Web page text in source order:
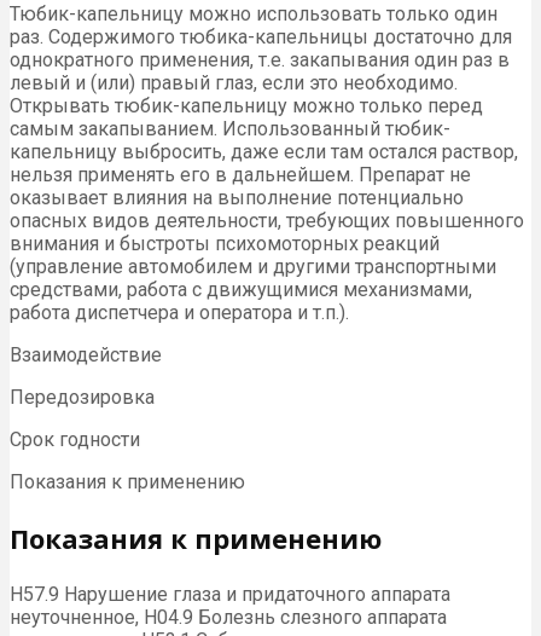
Тюбик-капельницу можно использовать только один
раз. Содержимого тюбика-капельницы достаточно для
однократного применения, т.е. закапывания один раз в
левый и (или) правый глаз, если это необходимо.
Открывать тюбик-капельницу можно только перед
самым закапыванием. Использованный тюбик-
капельницу выбросить, даже если там остался раствор,
нельзя применять его в дальнейшем. Препарат не
оказывает влияния на выполнение потенциально
опасных видов деятельности, требующих повышенного
внимания и быстроты психомоторных реакций
(управление автомобилем и другими транспортными
средствами, работа с движущимися механизмами,
работа диспетчера и оператора и т.п.).
Взаимодействие
Передозировка
Срок годности
Показания к применению
Показания к применению
H57.9 Нарушение глаза и придаточного аппарата
неуточненное, H04.9 Болезнь слезного аппарата